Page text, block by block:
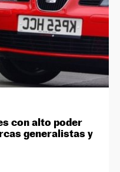
con alto poder
generalistas y